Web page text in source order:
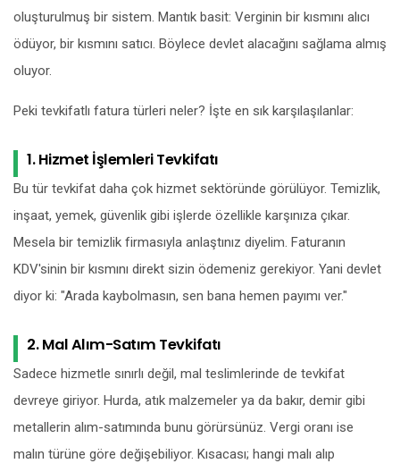
oluşturulmuş bir sistem. Mantık basit: Verginin bir kısmını alıcı
ödüyor, bir kısmını satıcı. Böylece devlet alacağını sağlama almış
oluyor.
Peki tevkifatlı fatura türleri neler? İşte en sık karşılaşılanlar:
1. Hizmet İşlemleri Tevkifatı
Bu tür tevkifat daha çok hizmet sektöründe görülüyor. Temizlik,
inşaat, yemek, güvenlik gibi işlerde özellikle karşınıza çıkar.
Mesela bir temizlik firmasıyla anlaştınız diyelim. Faturanın
KDV'sinin bir kısmını direkt sizin ödemeniz gerekiyor. Yani devlet
diyor ki: "Arada kaybolmasın, sen bana hemen payımı ver."
2. Mal Alım-Satım Tevkifatı
Sadece hizmetle sınırlı değil, mal teslimlerinde de tevkifat
devreye giriyor. Hurda, atık malzemeler ya da bakır, demir gibi
metallerin alım-satımında bunu görürsünüz. Vergi oranı ise
malın türüne göre değişebiliyor. Kısacası; hangi malı alıp